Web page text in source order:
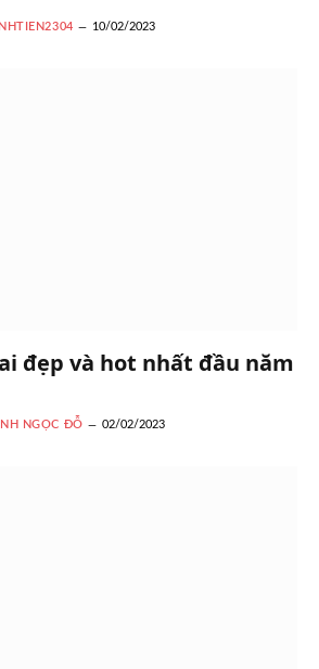
10/02/2023
đẹp và hot nhất đầu năm
NGỌC ĐỖ 02/02/2023